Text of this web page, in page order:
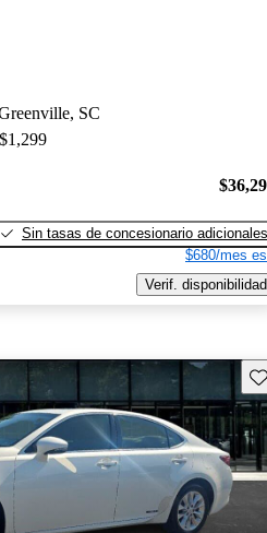
SC
Sin tasas de concesionario adicionales
$680/mes
Verif. disponibilidad